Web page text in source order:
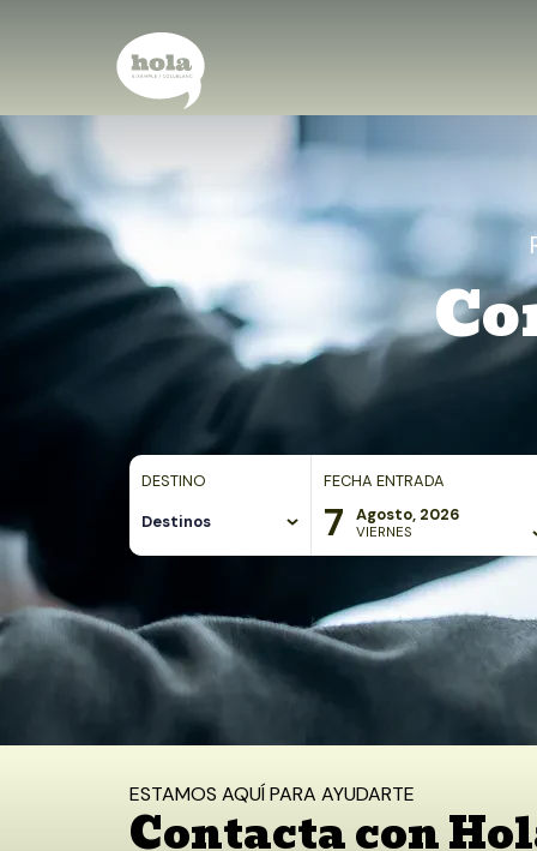
DESTINO
Destinos
FECHA ENTRADA
7 Agosto, 2026
VIERNES
8 agosto, 2026
Inicio /Contacto
ESTAMOS AQUÍ PARA AYUDARTE
Contacta con